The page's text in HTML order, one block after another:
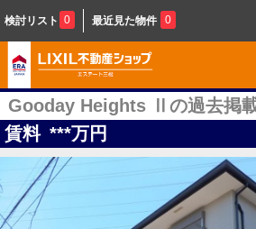
検討リスト 0 最近見た物件 0
Gooday Heights Ⅱの過去掲
賃料 ***万円